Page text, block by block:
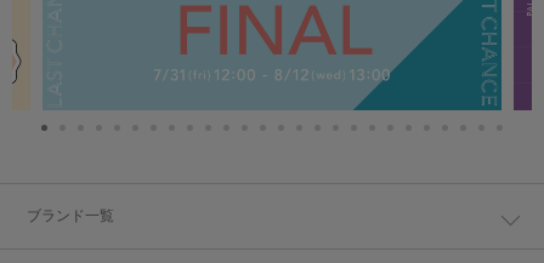
ブランド一覧